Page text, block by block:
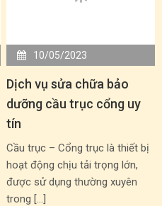
10/05/2023
Dịch vụ sửa chữa bảo
dưỡng cầu trục cổng uy
tín
Cầu trục – Cổng trục là thiết bị
hoạt động chịu tải trọng lớn,
được sử dụng thường xuyên
trong […]